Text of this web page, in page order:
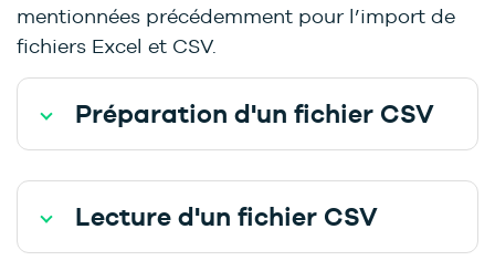
mentionnées précédemment pour l’import de
fichiers Excel et CSV.
Préparation d'un fichier CSV
Lecture d'un fichier CSV